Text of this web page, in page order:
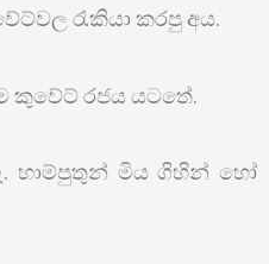
රැකියා කරපු අය.
කුවේට් රජය යටතේ.
හාම්පුතුන් මිය ගිහින් හෝ